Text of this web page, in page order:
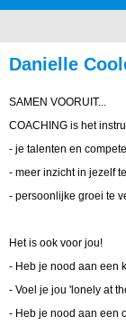
Danielle
SAMEN VOORUIT...
COACHING is het
- je talenten en
- meer inzicht in jezelf
- persoonlijke groei te
Het is ook voor jou!
- Heb je nood aan een
- Voel je jou 'lonely at
- Heb je nood aan een